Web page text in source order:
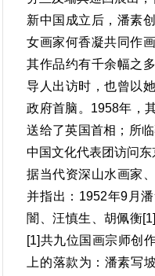
新中国成立后，潘素
女画家何香凝共同作
其作品约有千余幅之
导人出访时，也曾以
政府首脑。1958年，
送给了英国首相；所
中国文化代表团访问东
据当代资深山水画家
并指出：1952年9月
闇、汪慎生、胡佩衡
[1]共九位国画宗师创
上的落款为：潘素写